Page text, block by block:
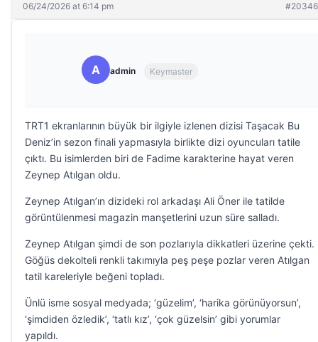
06/24/2026 at 6:14 pm #20346
A admin Keymaster
TRT1 ekranlarının büyük bir ilgiyle izlenen dizisi Taşacak Bu
Deniz’in sezon finali yapmasıyla birlikte dizi oyuncuları tatile
çıktı. Bu isimlerden biri de Fadime karakterine hayat veren
Zeynep Atılgan oldu.
Zeynep Atılgan’ın dizideki rol arkadaşı Ali Öner ile tatilde
görüntülenmesi magazin manşetlerini uzun süre salladı.
Zeynep Atılgan şimdi de son pozlarıyla dikkatleri üzerine çekti.
Göğüs dekolteli renkli takımıyla peş peşe pozlar veren Atılgan
tatil kareleriyle beğeni topladı.
Ünlü isme sosyal medyada; ‘güzelim’, ‘harika görünüyorsun’,
‘şimdiden özledik’, ‘tatlı kız’, ‘çok güzelsin’ gibi yorumlar
yapıldı.